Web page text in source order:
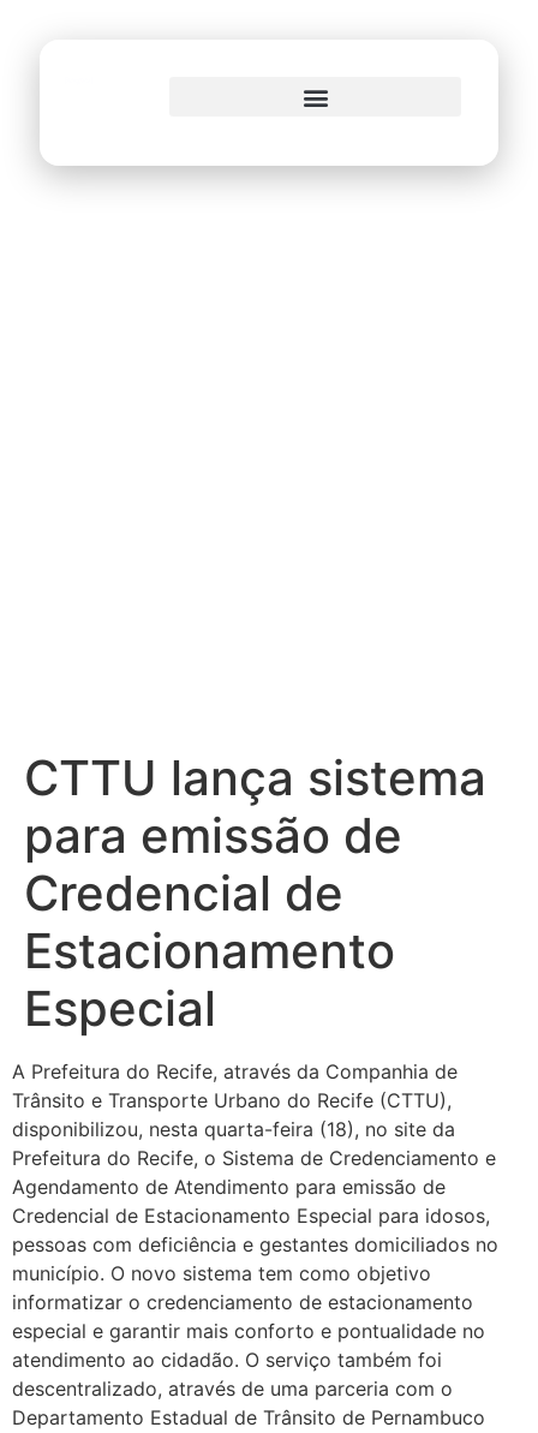
CTTU lança sistema
para emissão de
Credencial de
Estacionamento
Especial
A Prefeitura do Recife, através da Companhia de
Trânsito e Transporte Urbano do Recife (CTTU),
disponibilizou, nesta quarta-feira (18), no site da
Prefeitura do Recife, o Sistema de Credenciamento e
Agendamento de Atendimento para emissão de
Credencial de Estacionamento Especial para idosos,
pessoas com deficiência e gestantes domiciliados no
município. O novo sistema tem como objetivo
informatizar o credenciamento de estacionamento
especial e garantir mais conforto e pontualidade no
atendimento ao cidadão. O serviço também foi
descentralizado, através de uma parceria com o
Departamento Estadual de Trânsito de Pernambuco